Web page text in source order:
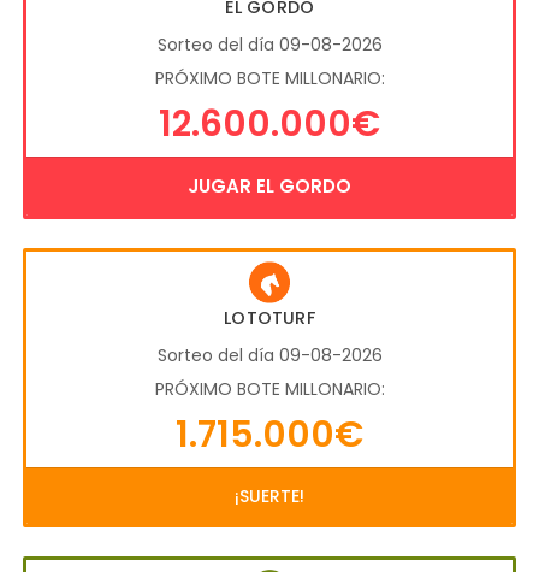
EL GORDO
Sorteo del día 09-08-2026
PRÓXIMO BOTE MILLONARIO:
12.600.000€
JUGAR EL GORDO
LOTOTURF
Sorteo del día 09-08-2026
PRÓXIMO BOTE MILLONARIO:
1.715.000€
¡SUERTE!